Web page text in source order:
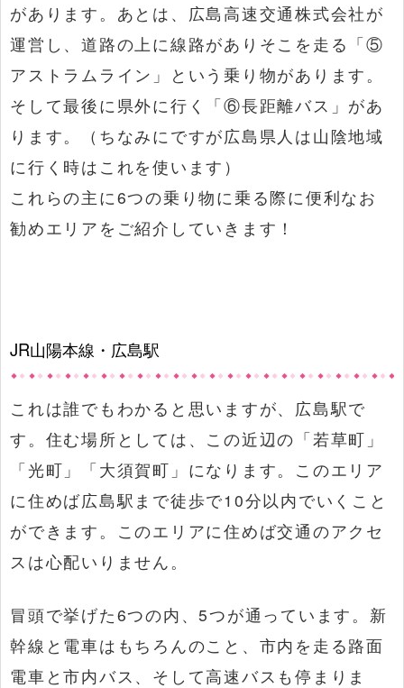
があります。あとは、広島高速交通株式会社が
運営し、道路の上に線路がありそこを走る「⑤
アストラムライン」という乗り物があります。
そして最後に県外に行く「⑥長距離バス」があ
ります。（ちなみにですが広島県人は山陰地域
に行く時はこれを使います）
これらの主に6つの乗り物に乗る際に便利なお
勧めエリアをご紹介していきます！
JR山陽本線・広島駅
これは誰でもわかると思いますが、広島駅で
す。住む場所としては、この近辺の「若草町」
「光町」「大須賀町」になります。このエリア
に住めば広島駅まで徒歩で10分以内でいくこと
ができます。このエリアに住めば交通のアクセ
スは心配いりません。
冒頭で挙げた6つの内、5つが通っています。新
幹線と電車はもちろんのこと、市内を走る路面
電車と市内バス、そして高速バスも停まりま